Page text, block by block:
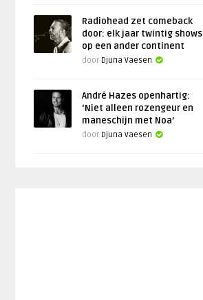
Radiohead zet comeback
door: elk jaar twintig shows
op een ander continent
door Djuna Vaesen
André Hazes openhartig:
‘Niet alleen rozengeur en
maneschijn met Noa’
door Djuna Vaesen